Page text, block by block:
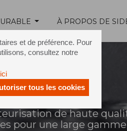
et de préférence. Pour
consultez notre
ici
tous les cookies
À PROPOS DE
de haute
pour une large